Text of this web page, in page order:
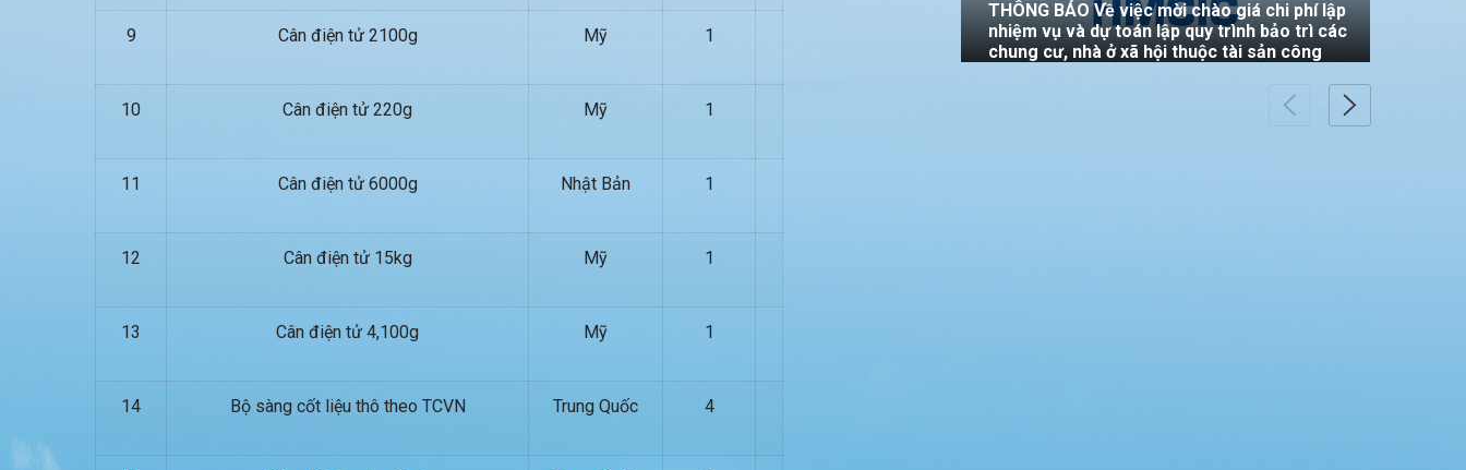
9 Cân điện tử 2100g Mỹ 1
10 Cân điện tử 220g Mỹ 1
11 Cân điện tử 6000g Nhật Bản 1
12 Cân điện tử 15kg Mỹ 1
13 Cân điện tử 4,100g Mỹ 1
14 Bộ sàng cốt liệu thô theo TCVN Trung Quốc 4
THÔNG BÁO Về việc mời chào giá chi phí lập
nhiệm vụ và dự toán lập quy trình bảo trì các
chung cư, nhà ở xã hội thuộc tài sản công